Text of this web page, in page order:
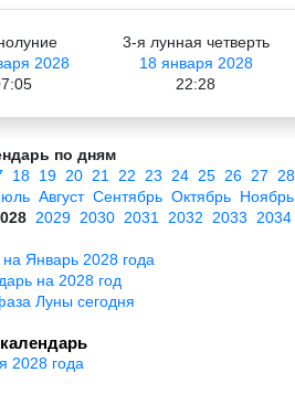
2028
3-я лунная четверть
18 января 2028
22:28
по дням
18 19 20 21 22 23 24 25 26 27 28
Август Сентябрь Октябрь Ноябрь
2029 2030 2031 2032 2033 2034
Январь 2028 года
на 2028 год
Луны сегодня
2028 года